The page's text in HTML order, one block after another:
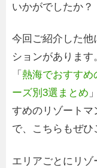
いかがでしたか？
今回ご紹介した他
ションがあります
「 熱海でおすす
ーズ別3選まとめ
すめのリゾート
で、こちらもぜひ
エリアごとにリ